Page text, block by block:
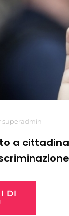
superadmin
a cittadina
DI